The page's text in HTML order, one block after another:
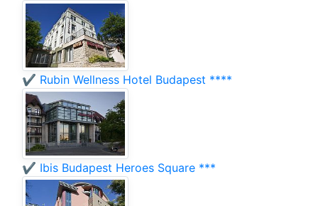
✔️ Rubin Wellness Hotel Budapest ****
✔️ Ibis Budapest Heroes Square ***